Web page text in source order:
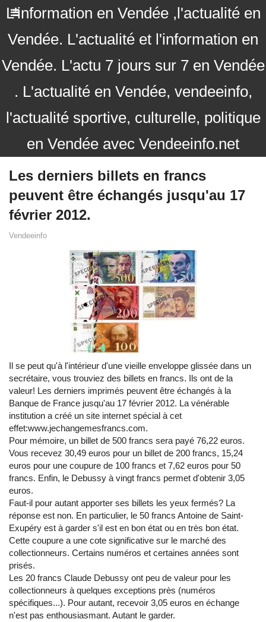
L'information en Vendée ,l'actualité en
Vendée. L'actualité et l'information en
Vendée. L'actu 7 jours sur 7 en Vendée
. L'actualité en Vendée, vendeeinfo,
l'actualité sportive, culturelle, politique
en Vendée avec Vendeeinfo.net
Les derniers billets en francs
peuvent être échangés jusqu'au 17
février 2012.
Vendeeinfo
Il se peut qu'à l'intérieur d'une vieille enveloppe glissée dans un
secrétaire, vous trouviez des billets en francs. Ils ont de la
valeur! Les derniers imprimés peuvent être échangés à la
Banque de France jusqu'au 17 février 2012. La vénérable
institution a créé un site internet spécial à cet
effet:www.jechangemesfrancs.com.
Pour mémoire, un billet de 500 francs sera payé 76,22 euros.
Vous recevez 30,49 euros pour un billet de 200 francs, 15,24
euros pour une coupure de 100 francs et 7,62 euros pour 50
francs. Enfin, le Debussy à vingt francs permet d'obtenir 3,05
euros.
Faut-il pour autant apporter ses billets les yeux fermés? La
réponse est non. En particulier, le 50 francs Antoine de Saint-
Exupéry est à garder s'il est en bon état ou en très bon état.
Cette coupure a une cote significative sur le marché des
collectionneurs. Certains numéros et certaines années sont
prisés.
Les 20 francs Claude Debussy ont peu de valeur pour les
collectionneurs à quelques exceptions près (numéros
spécifiques...). Pour autant, recevoir 3,05 euros en échange
n'est pas enthousiasmant. Autant le garder.